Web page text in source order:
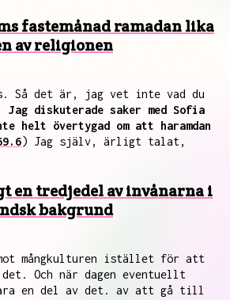
fastemånad ramadan lika
av religionen
Så det är, jag vet inte vad du
Jag diskuterade saker med Sofia
helt övertygad om att haramdan
) Jag själv, ärligt talat,
en tredjedel av invånarna i
bakgrund
mångkulturen istället för att
Och när dagen eventuellt
vara en del av det. av att gå till